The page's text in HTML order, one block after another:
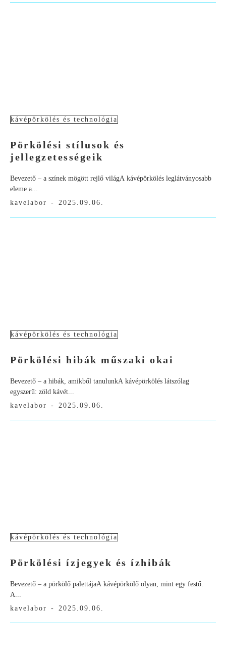
kávépörkölés és technológia
Pörkölési stílusok és
jellegzetességeik
Bevezető – a színek mögött rejlő világA kávépörkölés leglátványosabb
eleme a...
kavelabor
- 2025.09.06.
kávépörkölés és technológia
Pörkölési hibák műszaki okai
Bevezető – a hibák, amikből tanulunkA kávépörkölés látszólag
egyszerű: zöld kávét...
kavelabor
- 2025.09.06.
kávépörkölés és technológia
Pörkölési ízjegyek és ízhibák
Bevezető – a pörkölő palettájaA kávépörkölő olyan, mint egy festő.
A...
kavelabor
- 2025.09.06.